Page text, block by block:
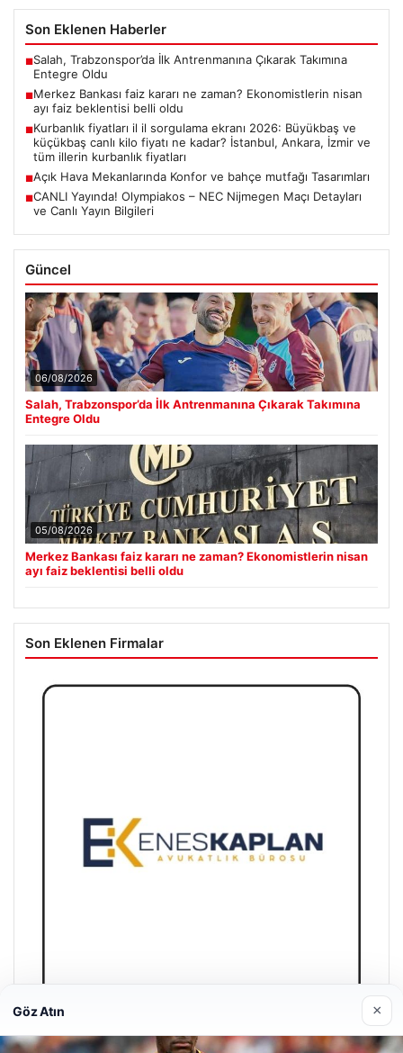
Son Eklenen Haberler
■Salah, Trabzonspor’da İlk Antrenmanına Çıkarak Takımına
Entegre Oldu
■Merkez Bankası faiz kararı ne zaman? Ekonomistlerin nisan
ayı faiz beklentisi belli oldu
■Kurbanlık fiyatları il il sorgulama ekranı 2026: Büyükbaş ve
küçükbaş canlı kilo fiyatı ne kadar? İstanbul, Ankara, İzmir ve
tüm illerin kurbanlık fiyatları
■Açık Hava Mekanlarında Konfor ve bahçe mutfağı Tasarımları
■CANLI Yayında! Olympiakos – NEC Nijmegen Maçı Detayları
ve Canlı Yayın Bilgileri
Güncel
06/08/2026
Salah, Trabzonspor’da İlk Antrenmanına Çıkarak Takımına
Entegre Oldu
05/08/2026
Merkez Bankası faiz kararı ne zaman? Ekonomistlerin nisan
ayı faiz beklentisi belli oldu
Son Eklenen Firmalar
Enes Kaplan Avukatlık Bürosu
Göz Atın ×